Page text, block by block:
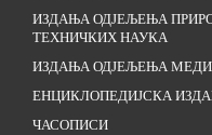
ИЗДАЊА ОДЈЕЉЕЊА
ТЕХНИЧКИХ НАУКА
ИЗДАЊА ОДЈЕЉЕЊА
ЕНЦИКЛОПЕДИЈСКА
ЧАСОПИСИ